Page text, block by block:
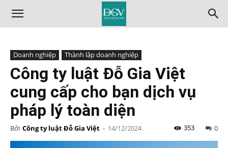
Doanh nghiệp Thành lập doanh nghiệp
Công ty luật Đỗ Gia Việt
cung cấp cho bạn dịch vụ
pháp lý toàn diện
Bởi Công ty luật Đỗ Gia Việt - 14/12/2024 0
353